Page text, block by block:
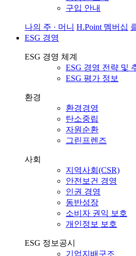
구입 안내
나의 주 · 머니 H.Point 멤버십
ESG 경영
ESG 경영 체계
ESG 경영 전략 및
ESG 평가 정보
환경
환경경영
탄소중립
자원순환
그린프렌즈
사회
지역사회(CSR)
안전보건 경영
인권 경영
동반성장
소비자 권익 보호
개인정보 보호
ESG 정보공시
기업지배구조